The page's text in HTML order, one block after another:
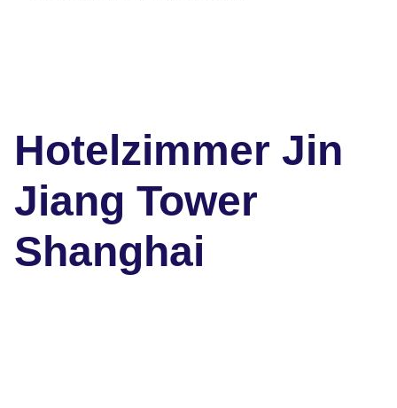
Hotelzimmer Jin
Jiang Tower
Shanghai